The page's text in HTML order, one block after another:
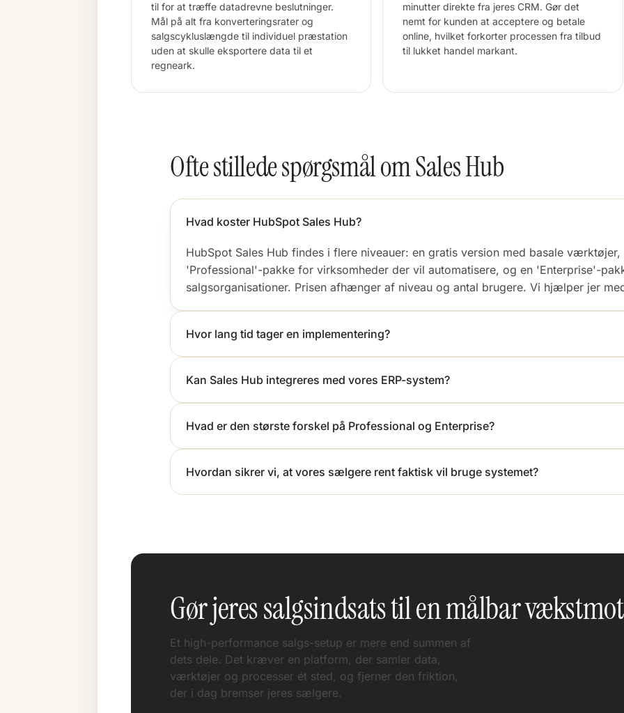
til for at træffe datadrevne beslutninger.
Mål på alt fra konverteringsrater og
salgscykluslængde til individuel præstation
uden at skulle eksportere data til et
regneark.
minutter direkte fra jeres CRM. Gør det
nemt for kunden at acceptere og betale
online, hvilket forkorter processen fra tilbud
til lukket handel markant.
Ofte stillede spørgsmål om Sales Hub
Hvad koster HubSpot Sales Hub?
HubSpot Sales Hub findes i flere niveauer: en gratis version med basale
'Professional'-pakke for virksomheder der vil automatisere, og en 'Enterprise'-
salgsorganisationer. Prisen afhænger af niveau og antal brugere. Vi hjælper jer
Hvor lang tid tager en implementering?
Kan Sales Hub integreres med vores ERP-system?
Hvad er den største forskel på Professional og Enterprise?
Hvordan sikrer vi, at vores sælgere rent faktisk vil bruge systemet?
Gør jeres salgsindsats til en målbar
Et high-performance salgs-setup er mere end summen af
dets dele. Det kræver en platform, der samler data,
værktøjer og processer ét sted, og fjerner den friktion,
der i dag bremser jeres sælgere.